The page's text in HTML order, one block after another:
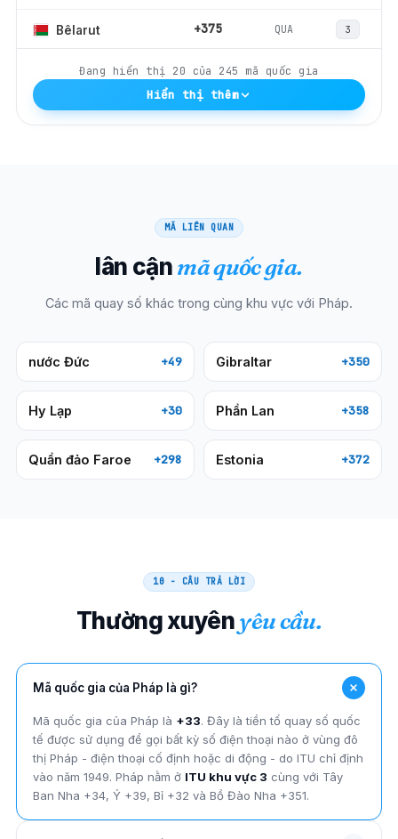
Bêlarut +375 QUA 3
Đang hiển thị 20 của 245 mã quốc gia
Hiển thị thêm
MÃ LIÊN QUAN
lân cậnmã quốc gia.
Các mã quay số khác trong cùng khu vực với Pháp.
nước Đức +49 Gibraltar +350
Hy Lạp +30 Phần Lan +358
Quần đảo Faroe +298 Estonia +372
10 - CÂU TRẢ LỜI
Thường xuyênyêu cầu.
Mã quốc gia của Pháp là gì?
Mã quốc gia của Pháp là +33. Đây là tiền tố quay số quốc
tế được sử dụng để gọi bất kỳ số điện thoại nào ở vùng đô
thị Pháp - điện thoại cố định hoặc di động - do ITU chỉ định
vào năm 1949. Pháp nằm ở ITU khu vực 3 cùng với Tây
Ban Nha +34, Ý +39, Bỉ +32 và Bồ Đào Nha +351.